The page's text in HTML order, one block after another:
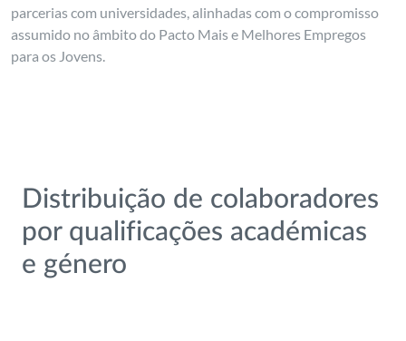
parcerias com universidades, alinhadas com o compromisso
assumido no âmbito do Pacto Mais e Melhores Empregos
para os Jovens.
Distribuição de colaboradores
por qualificações académicas
e género